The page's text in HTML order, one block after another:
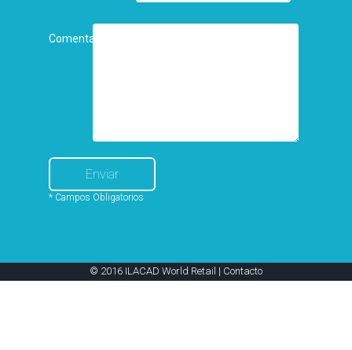
Comentarios
* Campos Obligatorios
© 2016 ILACAD World Retail | Contacto